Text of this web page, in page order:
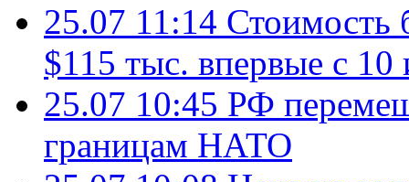
25.07 11:14 Стоимость
$115 тыс. впервые с 10
25.07 10:45 РФ
границам НАТО